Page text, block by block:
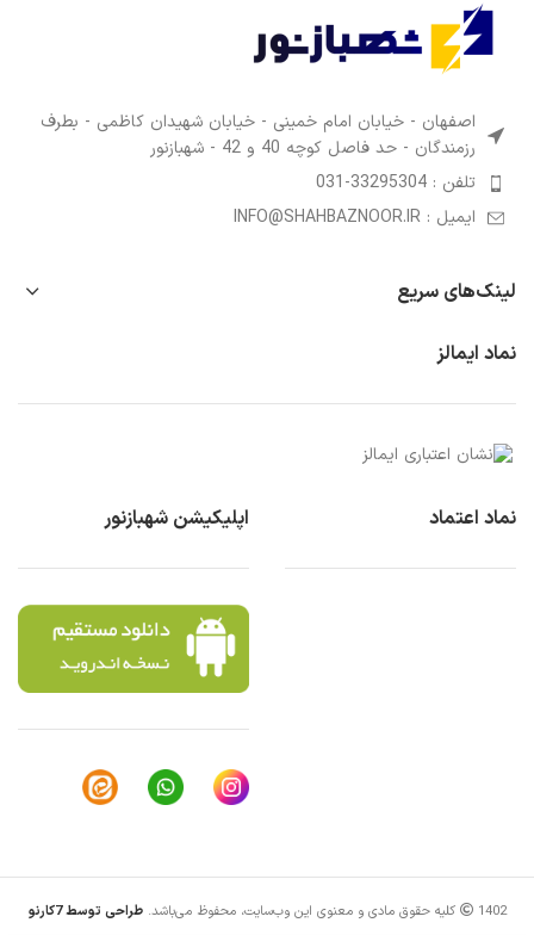
اصفهان - خیابان امام خمینی - خیابان شهیدان کاظمی - بطرف
رزمندگان - حد فاصل کوچه 40 و 42 - شهبازنور
تلفن : 33295304-031
ایمیل : INFO@SHAHBAZNOOR.IR
لینک‌های سریع
نماد ایمالز
نماد اعتماد اپلیکیشن شهبازنور
1402 کلیه حقوق مادی و معنوی این وب‌سایت، محفوظ می‌باشد. طراحی توسط 7کارنو